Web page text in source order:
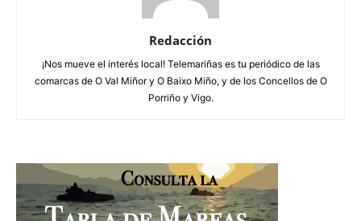
Redacción
¡Nos mueve el interés local! Telemariñas es tu periódico de las
comarcas de O Val Miñor y O Baixo Miño, y de los Concellos de O
Porriño y Vigo.